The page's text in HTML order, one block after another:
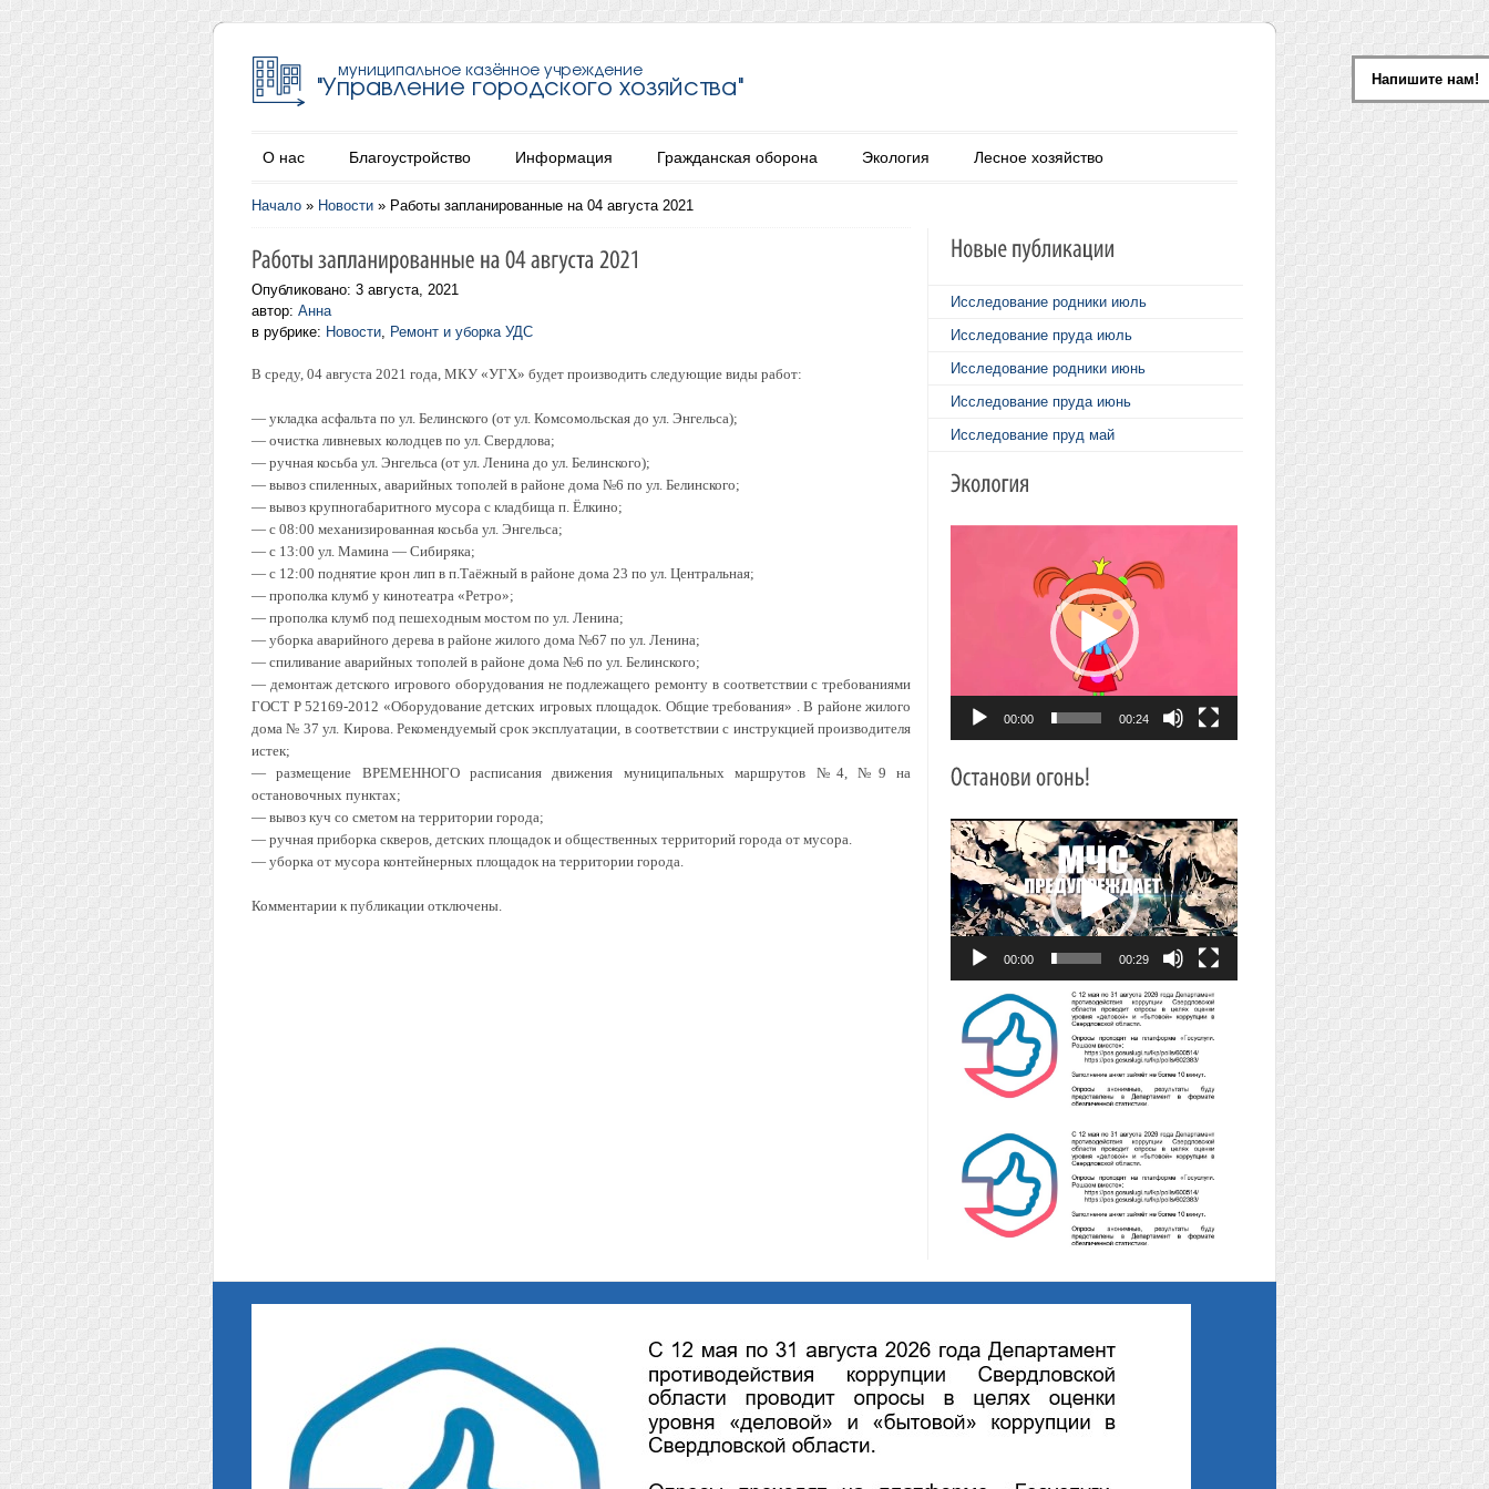
О нас Благоустройство Информация Гражданская оборона Экология Лесное хозяйство
Начало » Новости » Работы запланированные на 04 августа 2021
Опубликовано: 3 августа, 2021
автор: Анна
в рубрике: Новости, Ремонт и уборка УДС
В среду, 04 августа 2021 года, МКУ «УГХ» будет производить следующие виды работ:
— укладка асфальта по ул. Белинского (от ул. Комсомольская до ул. Энгельса);
— очистка ливневых колодцев по ул. Свердлова;
— ручная косьба ул. Энгельса (от ул. Ленина до ул. Белинского);
— вывоз спиленных, аварийных тополей в районе дома №6 по ул. Белинского;
— вывоз крупногабаритного мусора с кладбища п. Ёлкино;
— с 08:00 механизированная косьба ул. Энгельса;
— с 13:00 ул. Мамина — Сибиряка;
— с 12:00 поднятие крон лип в п.Таёжный в районе дома 23 по ул. Центральная;
— прополка клумб у кинотеатра «Ретро»;
— прополка клумб под пешеходным мостом по ул. Ленина;
— уборка аварийного дерева в районе жилого дома №67 по ул. Ленина;
— спиливание аварийных тополей в районе дома №6 по ул. Белинского;
— демонтаж детского игрового оборудования не подлежащего ремонту в соответствии с требованиями
ГОСТ Р 52169-2012 «Оборудование детских игровых площадок. Общие требования» . В районе жилого
дома № 37 ул. Кирова. Рекомендуемый срок эксплуатации, в соответствии с инструкцией производителя
истек;
— размещение ВРЕМЕННОГО расписания движения муниципальных маршрутов №4, №9 на
остановочных пунктах;
— вывоз куч со сметом на территории города;
— ручная приборка скверов, детских площадок и общественных территорий города от мусора.
— уборка от мусора контейнерных площадок на территории города.
Комментарии к публикации отключены.
Исследование родники июль
Исследование пруда июль
Исследование родники июнь
Исследование пруда июнь
Исследование пруд май
00:00 00:24
Видеоплеер
00:00 00:29
Напишите нам!